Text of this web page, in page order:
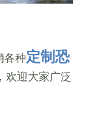
各种定制恐
欢迎大家广泛